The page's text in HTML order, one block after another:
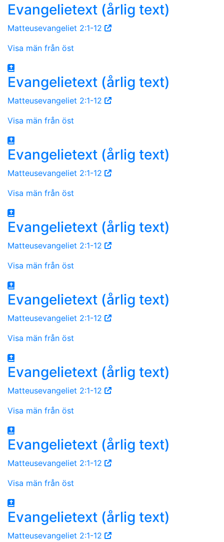
Evangelietext (årlig text)
Matteusevangeliet 2:1-12
Visa män från öst
Evangelietext (årlig text)
Matteusevangeliet 2:1-12
Visa män från öst
Evangelietext (årlig text)
Matteusevangeliet 2:1-12
Visa män från öst
Evangelietext (årlig text)
Matteusevangeliet 2:1-12
Visa män från öst
Evangelietext (årlig text)
Matteusevangeliet 2:1-12
Visa män från öst
Evangelietext (årlig text)
Matteusevangeliet 2:1-12
Visa män från öst
Evangelietext (årlig text)
Matteusevangeliet 2:1-12
Visa män från öst
Evangelietext (årlig text)
Matteusevangeliet 2:1-12